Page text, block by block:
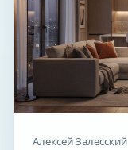
Алексей Залесский